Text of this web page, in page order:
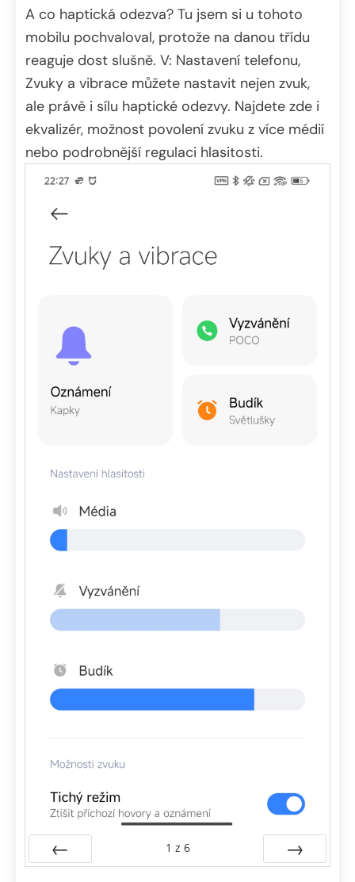
A co haptická odezva? Tu jsem si u tohoto
mobilu pochvaloval, protože na danou třídu
reaguje dost slušně. V: Nastavení telefonu,
Zvuky a vibrace můžete nastavit nejen zvuk,
ale právě i sílu haptické odezvy. Najdete zde i
ekvalizér, možnost povolení zvuku z více médií
nebo podrobnější regulaci hlasitosti.
1 z 6